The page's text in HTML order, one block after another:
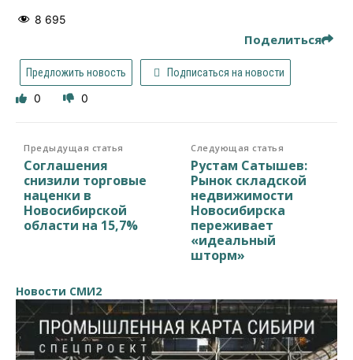
8 695
Поделиться
Предложить новость Подписаться на новости
0 0
Предыдущая статья
Соглашения
снизили торговые
наценки в
Новосибирской
области на 15,7%
Следующая статья
Рустам Сатышев:
Рынок складской
недвижимости
Новосибирска
переживает
«идеальный
шторм»
Новости СМИ2